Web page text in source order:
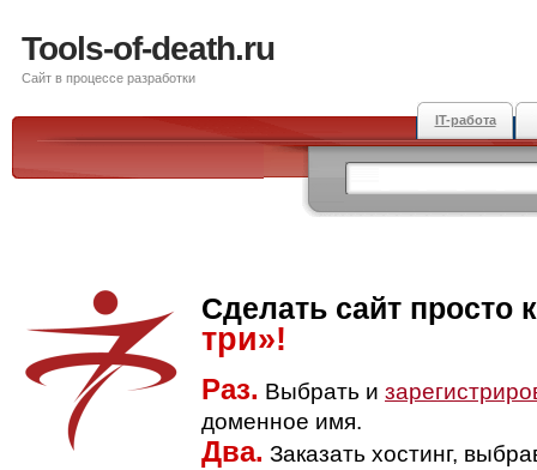
Tools-of-death.ru
Сайт в процессе разработки
IT-работа
Сделать сайт просто
три»!
Раз. Выбрать и
доменное имя.
Два. Заказать хостинг,